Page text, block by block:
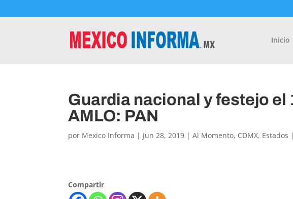
Inicio
Guardia nacional y festejo el
AMLO: PAN
por Mexico Informa | Jun 28, 2019 |Al Momento, CDMX, Estados
Compartir